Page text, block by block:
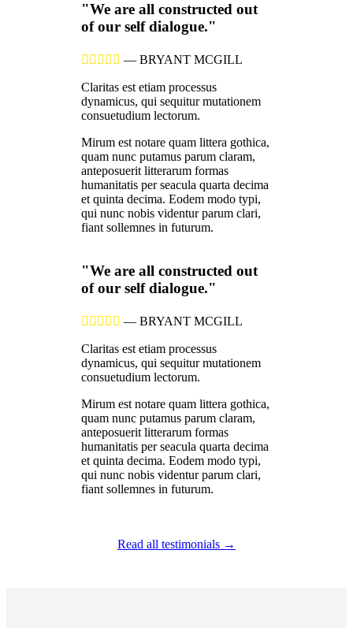
"We are all constructed out
of our self dialogue."
     — BRYANT MCGILL
Claritas est etiam processus
dynamicus, qui sequitur mutationem
consuetudium lectorum.
Mirum est notare quam littera gothica,
quam nunc putamus parum claram,
anteposuerit litterarum formas
humanitatis per seacula quarta decima
et quinta decima. Eodem modo typi,
qui nunc nobis videntur parum clari,
fiant sollemnes in futurum.
"We are all constructed out
of our self dialogue."
     — BRYANT MCGILL
Claritas est etiam processus
dynamicus, qui sequitur mutationem
consuetudium lectorum.
Mirum est notare quam littera gothica,
quam nunc putamus parum claram,
anteposuerit litterarum formas
humanitatis per seacula quarta decima
et quinta decima. Eodem modo typi,
qui nunc nobis videntur parum clari,
fiant sollemnes in futurum.
Read all testimonials →